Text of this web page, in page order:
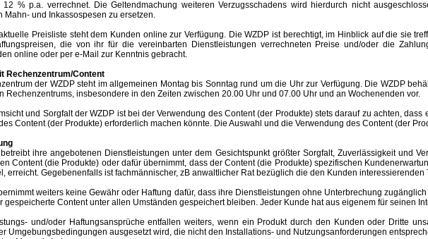
% p.a. verrechnet. Die Geltendmachung weiteren Verzugsschadens wird hierdurch nicht
Mahn- und Inkassospesen zu ersetzen.
Preisliste steht dem Kunden online zur Verfügung. Die WZDP ist berechtigt, im Hinblick auf die sie
die von ihr für die vereinbarten Dienstleistungen verrechneten Preise und/oder die
online oder per e-Mail zur Kenntnis gebracht.
Rechenzentrum/Content
der WZDP steht im allgemeinen Montag bis Sonntag rund um die Uhr zur Verfügung. Die WZDP
Rechenzentrums, insbesondere in den Zeiten zwischen 20.00 Uhr und 07.00 Uhr und an Wochenenden vor.
und Sorgfalt der WZDP ist bei der Verwendung des Content (der Produkte) stets darauf zu achten,
Content (der Produkte) erforderlich machen könnte. Die Auswahl und die Verwendung des Content (der
ihre angebotenen Dienstleistungen unter dem Gesichtspunkt größter Sorgfalt, Zuverlässigkeit und
Content (die Produkte) oder dafür übernimmt, dass der Content (die Produkte) spezifischen
erreicht. Gegebenenfalls ist fachmännischer, zB anwaltlicher Rat bezüglich die den Kunden
weiters keine Gewähr oder Haftung dafür, dass ihre Dienstleistungen ohne Unterbrechung
gespeicherte Content unter allen Umständen gespeichert bleiben. Jeder Kunde hat aus eigenem für seinen
und/oder Haftungsansprüche entfallen weiters, wenn ein Produkt durch den Kunden oder Dritte
Umgebungsbedingungen ausgesetzt wird, die nicht den Installations- und Nutzungsanforderungen